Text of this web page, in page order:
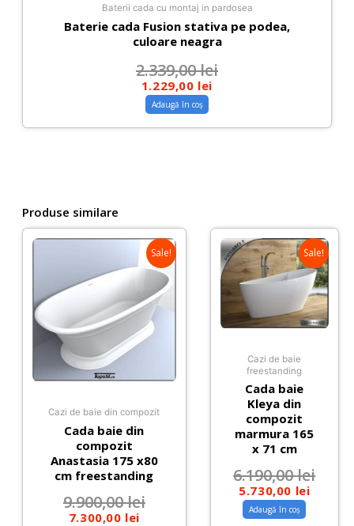
Baterii cada cu montaj in pardosea
Baterie cada Fusion stativa pe podea,
culoare neagra
2.339,00lei
1.229,00 lei
Adaugă în coș
Produse similare
Sale!
Cazi de baie din compozit
Cada baie din
compozit
Anastasia 175 x80
cm freestanding
9.900,00lei
7.300,00 lei
Sale!
Cazi de baie
freestanding
Cada baie
Kleya din
compozit
marmura 165
x 71 cm
6.190,00lei
5.730,00 lei
Adaugă în coș